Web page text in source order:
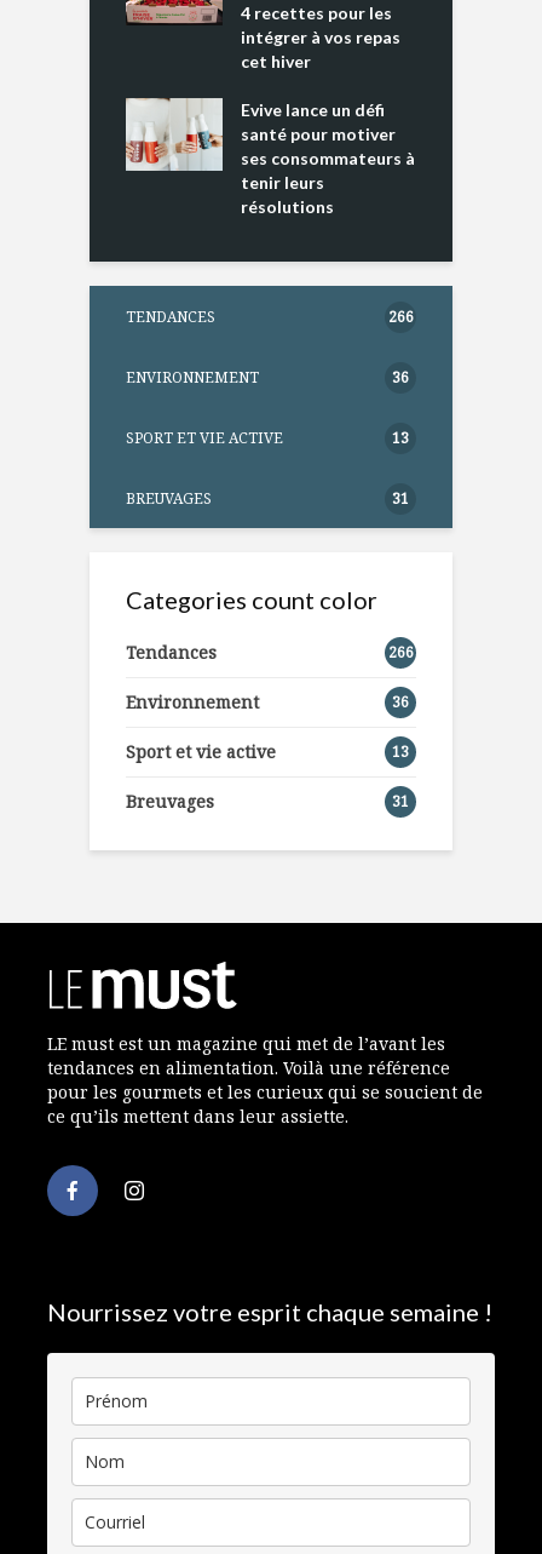
4 recettes pour les
intégrer à vos repas
cet hiver
Evive lance un défi
santé pour motiver
ses consommateurs à
tenir leurs
résolutions
TENDANCES 266
ENVIRONNEMENT 36
SPORT ET VIE ACTIVE 13
BREUVAGES 31
Categories count color
Tendances 266
Environnement 36
Sport et vie active 13
Breuvages 31
LE must est un magazine qui met de l’avant les
tendances en alimentation. Voilà une référence
pour les gourmets et les curieux qui se soucient de
ce qu’ils mettent dans leur assiette.
Nourrissez votre esprit chaque semaine !